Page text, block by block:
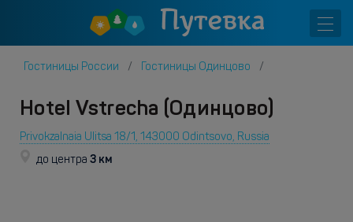
Гостиницы России Гостиницы Одинцово
Hotel Vstrecha (Одинцово)
Privokzalnaia Ulitsa 18/1, 143000 Odintsovo, Russia
до центра 3 км